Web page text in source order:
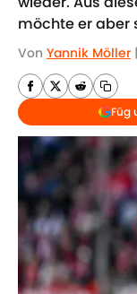
möchte er aber
Von Yannik Möller |
Füg